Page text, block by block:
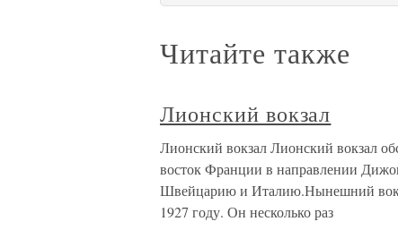
Читайте также
Лионский вокзал
Лионский вокзал Лионский вокзал
восток Франции в направлении
Швейцарию и Италию.Нынешний
1927 году. Он несколько раз